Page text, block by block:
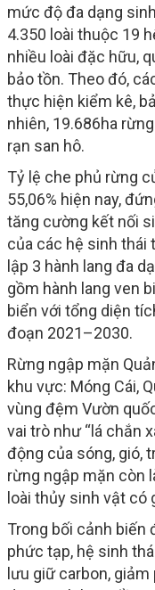
mức độ đa dạng
4.350 loài thuộc 19
nhiều loài đặc hữu,
bảo tồn. Theo đó,
thực hiện kiểm kê,
nhiên, 19.686ha
rạn san hô.
Tỷ lệ che phủ rừng
55,06% hiện nay,
tăng cường kết nối
của các hệ sinh thái
lập 3 hành lang đa
gồm hành lang ven
biển với tổng diện
đoạn 2021–2030.
Rừng ngập mặn
khu vực: Móng Cái,
vùng đệm Vườn
vai trò như “lá chắn
động của sóng, gió,
rừng ngập mặn còn
loài thủy sinh vật có
Trong bối cảnh biến
phức tạp, hệ sinh
lưu giữ carbon,